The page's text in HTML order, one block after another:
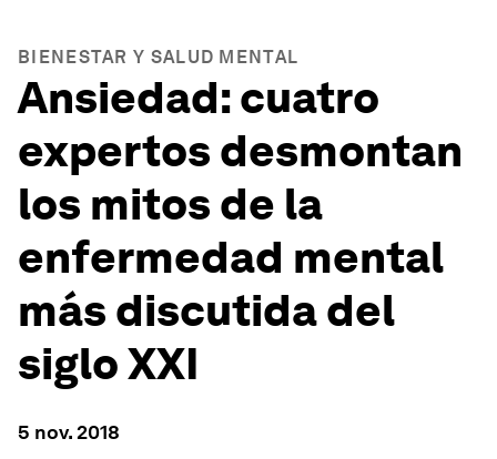
BIENESTAR Y SALUD MENTAL
Ansiedad: cuatro
expertos desmontan
los mitos de la
enfermedad mental
más discutida del
siglo XXI
5 nov. 2018